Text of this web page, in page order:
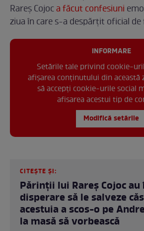
Rareș Cojoca făcut confesiuni
ziua în care s-a despărțit oficial
INFORMARE
Setările tale privind cookie-
afișarea conținutului din această
să accepți cookie-urile social
afisarea acestui tip de
Modifică setările
CITEȘTE ȘI:
Părinții lui Rareș Cojoc
disperare să le salveze
acestuia a scos-o pe
la masă să vorbească